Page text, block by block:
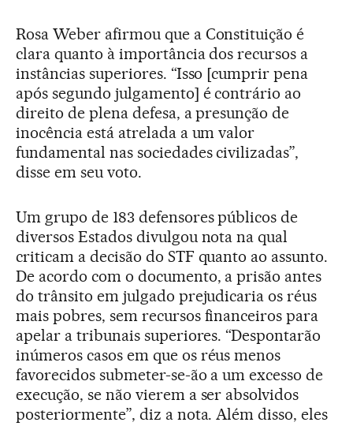
Rosa Weber afirmou que a Constituição é
clara quanto à importância dos recursos a
instâncias superiores. “Isso [cumprir pena
após segundo julgamento] é contrário ao
direito de plena defesa, a presunção de
inocência está atrelada a um valor
fundamental nas sociedades civilizadas”,
disse em seu voto.
Um grupo de 183 defensores públicos de
diversos Estados divulgou nota na qual
criticam a decisão do STF quanto ao assunto.
De acordo com o documento, a prisão antes
do trânsito em julgado prejudicaria os réus
mais pobres, sem recursos financeiros para
apelar a tribunais superiores. “Despontarão
inúmeros casos em que os réus menos
favorecidos submeter-se-ão a um excesso de
execução, se não vierem a ser absolvidos
posteriormente”, diz a nota. Além disso, eles